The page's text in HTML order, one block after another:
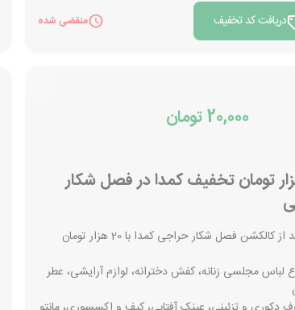
دریافت کد تخفیف
منقضی شده
20,000 تومان
هزار تومان تخفیف کمدا در فصل شکار
خرید از کالکشن فصل شکار حراجی کمدا با 20 هزار تومان
لباس مجلسی زنانه، کفش دخترانه، لوازم آرایشی، عطر